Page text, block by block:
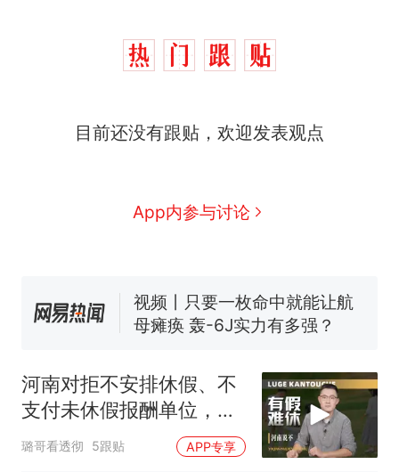
目前还没有跟贴，欢迎发表观点
App内参与讨论
热 十多万人报名的考试，成绩
家，刚改国名，总统就邀请中
国大使骑行绕了几乎整个国境
母瘫痪 轰-6J实力有多强？
空调24小时开着反而更省电？
佛山一中学招聘物理教师，笔
试前13名均遭淘汰？教育局：
已叫停招聘，成立调查组全面
热 十多万人报名的考试，成绩
全部作废，公平么？
河南对拒不安排休假、不
支付未休假报酬单位，快
速立案、限期整改
璐哥看透彻 5跟贴 APP专享